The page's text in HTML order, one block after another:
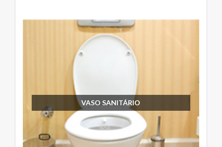
VASO SANITÁRIO